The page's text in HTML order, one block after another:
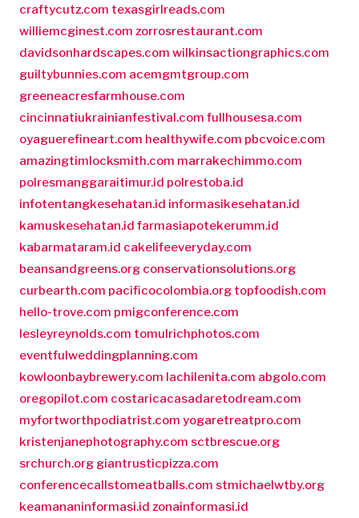
craftycutz.com texasgirlreads.com
williemcginest.com zorrosrestaurant.com
davidsonhardscapes.com wilkinsactiongraphics.com
guiltybunnies.com acemgmtgroup.com
greeneacresfarmhouse.com
cincinnatiukrainianfestival.com fullhousesa.com
oyaguerefineart.com healthywife.com pbcvoice.com
amazingtimlocksmith.com marrakechimmo.com
polresmanggaraitimur.id polrestoba.id
infotentangkesehatan.id informasikesehatan.id
kamuskesehatan.id farmasiapotekerumm.id
kabarmataram.id cakelifeeveryday.com
beansandgreens.org conservationsolutions.org
curbearth.com pacificocolombia.org topfoodish.com
hello-trove.com pmigconference.com
lesleyreynolds.com tomulrichphotos.com
eventfulweddingplanning.com
kowloonbaybrewery.com lachilenita.com abgolo.com
oregopilot.com costaricacasadaretodream.com
myfortworthpodiatrist.com yogaretreatpro.com
kristenjanephotography.com sctbrescue.org
srchurch.org giantrusticpizza.com
conferencecallstomeatballs.com stmichaelwtby.org
keamananinformasi.id zonainformasi.id